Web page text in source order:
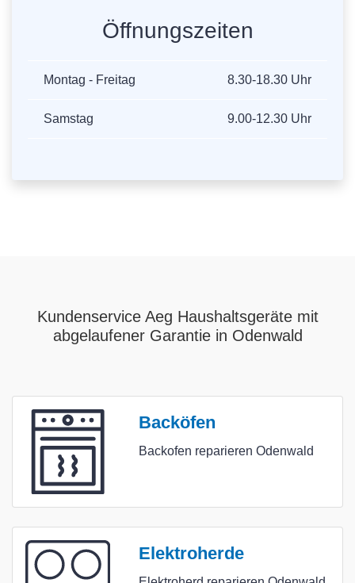
Öffnungszeiten
Montag - Freitag 8.30-18.30 Uhr
Samstag 9.00-12.30 Uhr
Kundenservice Aeg Haushaltsgeräte mit
abgelaufener Garantie in Odenwald
Backöfen
Backofen reparieren Odenwald
Elektroherde